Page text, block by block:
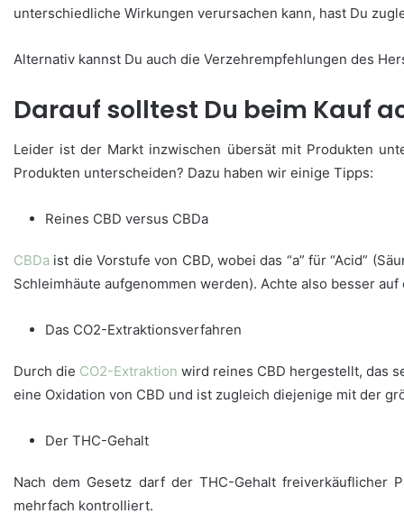
unterschiedliche Wirkungen verursachen kann, hast Du
Alternativ kannst Du auch die Verzehrempfehlungen des
Darauf solltest Du beim Kauf
Leider ist der Markt inzwischen übersät mit Produkten
Produkten unterscheiden? Dazu haben wir einige Tipps:
Reines CBD versus CBDa
CBDa ist die Vorstufe von CBD, wobei das “a” für “Acid”
Schleimhäute aufgenommen werden). Achte also besser
Das CO2-Extraktionsverfahren
Durch die CO2-Extraktion wird reines CBD hergestellt, das
eine Oxidation von CBD und ist zugleich diejenige mit der
Der THC-Gehalt
Nach dem Gesetz darf der THC-Gehalt
mehrfach kontrolliert.